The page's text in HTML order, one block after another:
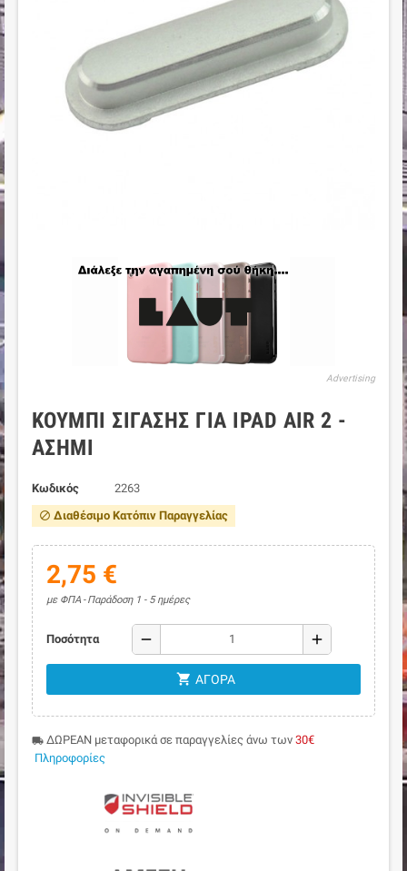
Advertising
ΚΟΥΜΠΊ ΣΊΓΑΣΗΣ ΓΙΑ IPAD AIR 2 -
ΑΣΗΜΊ
Κωδικός 2263
block Διαθέσιμο Κατόπιν Παραγγελίας
2,75 €
με ΦΠΑ Παράδοση 1 - 5 ημέρες
Ποσότητα remove add
shopping_cart ΑΓΟΡΆ
local_shipping ΔΩΡΕΑΝ μεταφορικά σε παραγγελίες άνω των 30€
Πληροφορίες